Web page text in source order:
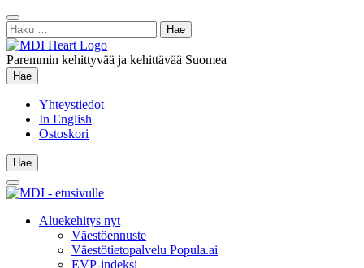
Siirry
sisältöön
Sulje
hae
Haku:
Paremmin kehittyvää ja kehittävää Suomea
Hae
Hae
Yhteystiedot
In English
Ostoskori
Hae
Hae
Main
Menu
Aluekehitys nyt
Väestöennuste
Väestötietopalvelu Popula.ai
EVP-indeksi